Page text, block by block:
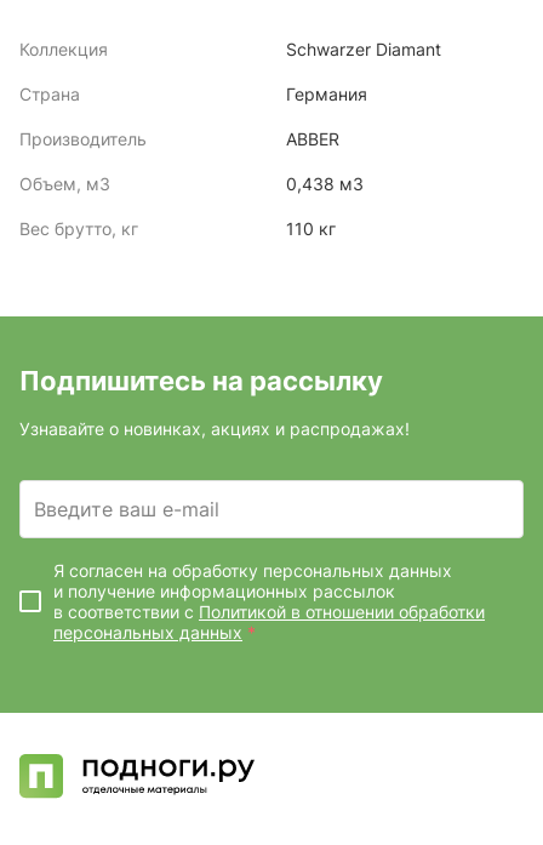
Коллекция Schwarzer Diamant
Страна Германия
Производитель ABBER
Объем, м3 0,438 м3
Вес брутто, кг 110 кг
Подпишитесь на рассылку
Узнавайте о новинках, акциях и распродажах!
Введите ваш e-mail
Я согласен на обработку персональных данных
и получение информационных рассылок
в соответствии с Политикой в отношении обработки
персональных данных *